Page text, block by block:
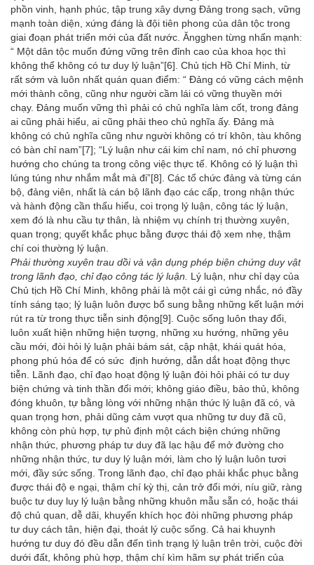
phồn vinh, hạnh phúc, tập trung xây dựng Đảng trong sạch, vững
mạnh toàn diện, xứng đáng là đội tiên phong của dân tộc trong
giai đoạn phát triển mới của đất nước. Ăngghen từng nhấn mạnh:
“ Một dân tộc muốn đứng vững trên đỉnh cao của khoa học thì
không thể không có tư duy lý luận”[6]. Chủ tịch Hồ Chí Minh, từ
rất sớm và luôn nhất quán quan điểm: “ Đảng có vững cách mệnh
mới thành công, cũng như người cầm lái có vững thuyền mới
chạy. Đảng muốn vững thì phải có chủ nghĩa làm cốt, trong đảng
ai cũng phải hiểu, ai cũng phải theo chủ nghĩa ấy. Đảng mà
không có chủ nghĩa cũng như người không có trí khôn, tàu không
có bàn chỉ nam”[7]; “Lý luận như cái kim chỉ nam, nó chỉ phương
hướng cho chúng ta trong công việc thực tế. Không có lý luận thì
lúng túng như nhắm mắt mà đi”[8]. Các tổ chức đảng và từng cán
bộ, đảng viên, nhất là cán bộ lãnh đạo các cấp, trong nhận thức
và hành động cần thấu hiểu, coi trọng lý luận, công tác lý luận,
xem đó là nhu cầu tự thân, là nhiệm vụ chính trị thường xuyên,
quan trọng; quyết khắc phục bằng được thái độ xem nhẹ, thậm
chí coi thường lý luận.
Phải thường xuyên trau dồi và vận dụng phép biện chứng duy vật
trong lãnh đạo, chỉ đạo công tác lý luận. Lý luận, như chỉ dạy của
Chủ tịch Hồ Chí Minh, không phải là một cái gì cứng nhắc, nó đầy
tính sáng tạo; lý luận luôn được bổ sung bằng những kết luận mới
rút ra từ trong thực tiễn sinh động[9]. Cuộc sống luôn thay đổi,
luôn xuất hiện những hiện tượng, những xu hướng, những yêu
cầu mới, đòi hỏi lý luận phải bám sát, cập nhật, khái quát hóa,
phong phú hóa để có sức định hướng, dẫn dắt hoạt động thực
tiễn. Lãnh đạo, chỉ đạo hoạt động lý luận đòi hỏi phải có tư duy
biện chứng và tinh thần đổi mới; không giáo điều, bảo thủ, không
đóng khuôn, tự bằng lòng với những nhận thức lý luận đã có, và
quan trọng hơn, phải dũng cảm vượt qua những tư duy đã cũ,
không còn phù hợp, tự phủ định một cách biện chứng những
nhận thức, phương pháp tư duy đã lạc hậu để mở đường cho
những nhận thức, tư duy lý luận mới, làm cho lý luận luôn tươi
mới, đầy sức sống. Trong lãnh đạo, chỉ đạo phải khắc phục bằng
được thái độ e ngại, thậm chí kỳ thị, cản trở đổi mới, níu giữ, ràng
buộc tư duy luy lý luận bằng những khuôn mẫu sẵn có, hoặc thái
độ chủ quan, dễ dãi, khuyến khích học đòi những phương pháp
tư duy cách tân, hiện đại, thoát lý cuộc sống. Cả hai khuynh
hướng tư duy đó đều dẫn đến tình trạng lý luận trên trời, cuộc đời
dưới đất, không phù hợp, thậm chí kìm hãm sự phát triển của